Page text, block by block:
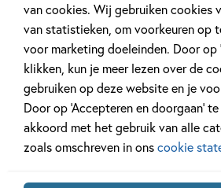
van cookies. Wij gebruiken cookies
van statistieken, om voorkeuren op
voor marketing doeleinden. Door op
klikken, kun je meer lezen over de
gebruiken op deze website en je
Door op ‘Accepteren en doorgaan’
akkoord met het gebruik van alle
zoals omschreven in onscookie
Deel 18
17,99
Paperback 19,99